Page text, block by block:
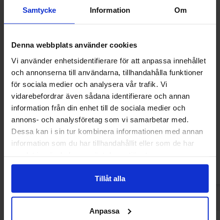
Samtycke Information Om
Denna webbplats använder cookies
Vi använder enhetsidentifierare för att anpassa innehållet
och annonserna till användarna, tillhandahålla funktioner
för sociala medier och analysera vår trafik. Vi
vidarebefordrar även sådana identifierare och annan
information från din enhet till de sociala medier och
annons- och analysföretag som vi samarbetar med.
Dessa kan i sin tur kombinera informationen med annan
information som du har tillhandahållit eller som de har
Tillåt alla
Anpassa
Tupla Double Layer Banana 48g
16 kr
Plopp